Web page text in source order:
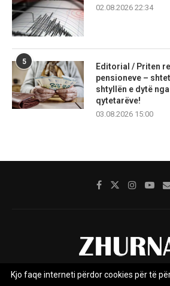
02.08.2026 22:34
5
Editorial / Priten
pensioneve –
shtyllën e dytë
qytetarëve!
03.08.2026 15:00
Rreth nesh Impresumi
Kjo faqe interneti përdor cookies për të